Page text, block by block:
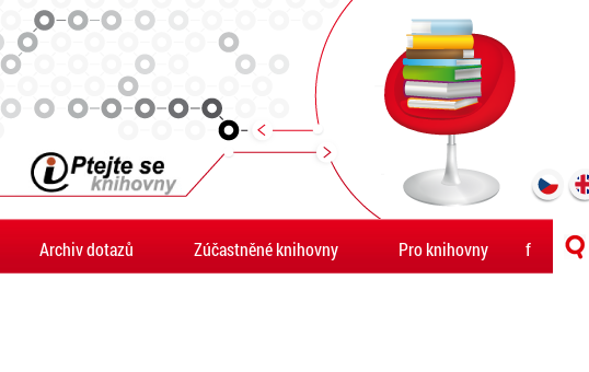
Archiv dotazů Zúčastněné knihovny Pro knihovny f